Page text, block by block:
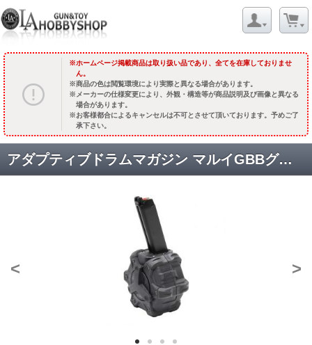
ホームページ掲載商品は取り扱い品であり、全てを在庫しておりませ
ん。
商品の色は閲覧環境により実際と異なる場合があります。
メーカーの仕様変更により、外観・構造等が商品説明及び画像と異なる
場合があります。
お客様都合によるキャンセルは不可とさせて頂いております。予めご了
承下さい。
アダプティブドラムマガジン マルイGBBグロック用 350連 ブラック [CYB-MAG-DRMG06] [取寄]
< >